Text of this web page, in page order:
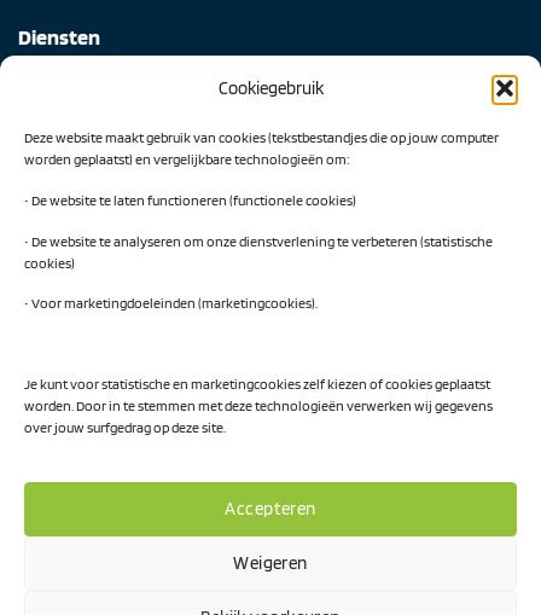
Cookiegebruik
Deze website maakt gebruik van cookies (tekstbestandjes die op jouw computer
worden geplaatst) en vergelijkbare technologieën om:
• De website te laten functioneren (functionele cookies)
• De website te analyseren om onze dienstverlening te verbeteren (statistische
cookies)
• Voor marketingdoeleinden (marketingcookies).
Je kunt voor statistische en marketingcookies zelf kiezen of cookies geplaatst
worden. Door in te stemmen met deze technologieën verwerken wij gegevens
over jouw surfgedrag op deze site.
Accepteren
Weigeren
Diensten
AI Readiness Scan
Traineeship SN Data & AI
Projecten
Niemeyer Campus